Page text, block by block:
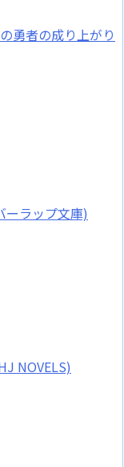
勇者の成り上がり
ーラップ文庫)
NOVELS)